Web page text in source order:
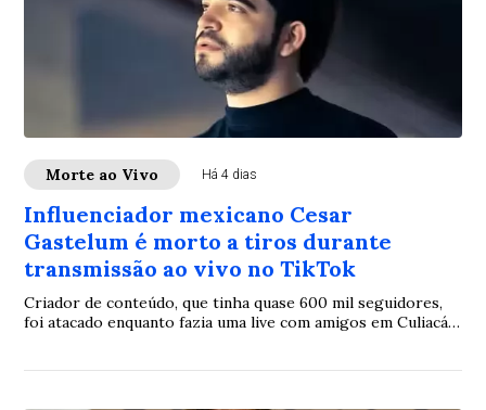
Morte ao Vivo Há 4 dias
Influenciador mexicano Cesar
Gastelum é morto a tiros durante
transmissão ao vivo no TikTok
Criador de conteúdo, que tinha quase 600 mil seguidores,
foi atacado enquanto fazia uma live com amigos em Culiacán,